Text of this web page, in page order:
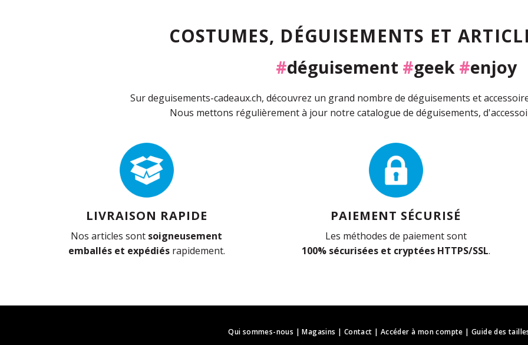
COSTUMES, DÉGUISEMENTS ET
#déguisement #geek #enjoy
Sur deguisements-cadeaux.ch, découvrez un grand nombre de déguisements et
Nous mettons régulièrement à jour notre catalogue de déguisements,
LIVRAISON RAPIDE
Nos articles sont soigneusement
emballés et expédiésrapidement.
PAIEMENT SÉCURISÉ
Les méthodes de paiement sont
100% sécurisées et cryptées HTTPS/SSL.
Qui sommes-nous |Magasins | Contact | Accéder à mon compte |Guide des